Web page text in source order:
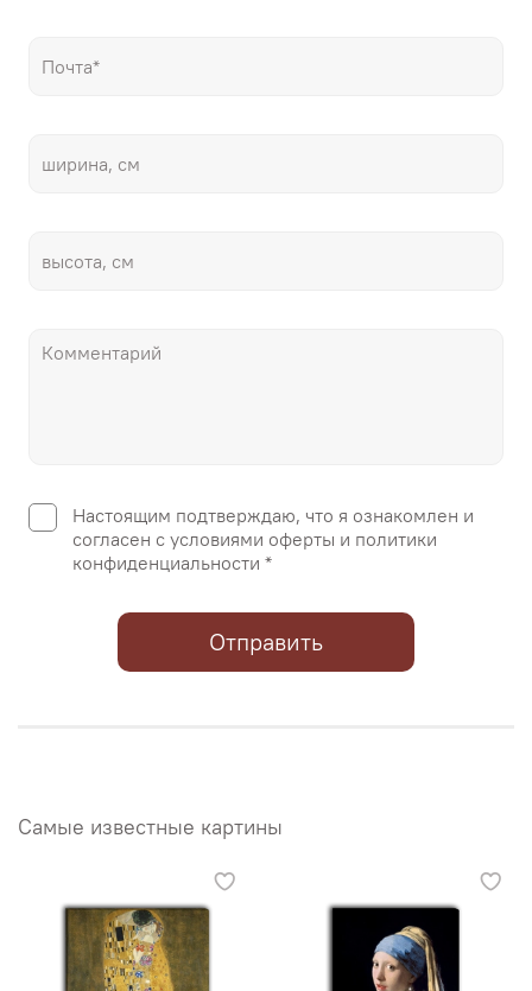
Настоящим подтверждаю, что я ознакомлен и
согласен с условиями оферты и политики
конфиденциальности *
Отправить
Самые известные картины